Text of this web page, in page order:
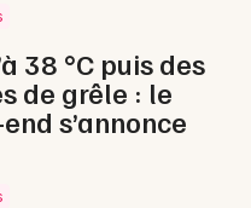
38 °C puis des
de grêle : le
s’annonce